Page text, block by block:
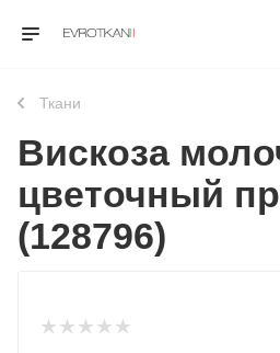
Ткани
Вискоза
цветочный
(128796)